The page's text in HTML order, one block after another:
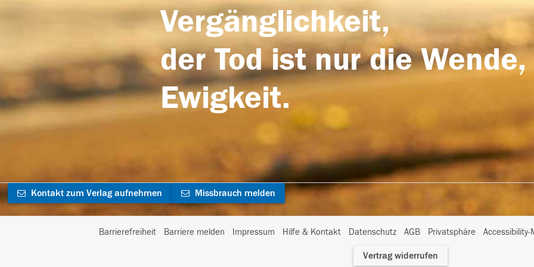
Vergänglichkeit,
der Tod ist nur die
Ewigkeit.
Kontakt zum Verlag aufnehmen Missbrauch melden
Barrierefreiheit Barriere melden Impressum Hilfe & Kontakt Datenschutz AGB Privatsphäre
I
Vertrag widerrufen